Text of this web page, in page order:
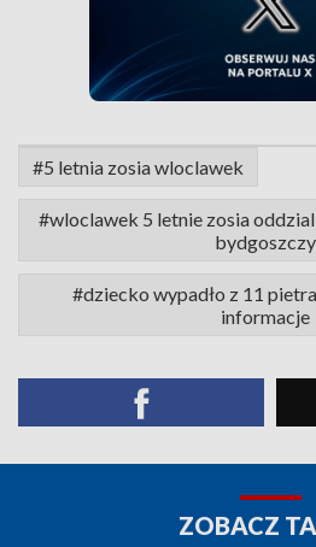
#5 letnia zosia wloclawek
#wloclawek 5 letnie zosia
bydgoszczy
#dziecko wypadło z 11
informacje
ZOBACZ